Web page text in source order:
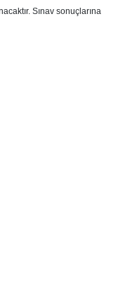
Sınav sonuçlarına